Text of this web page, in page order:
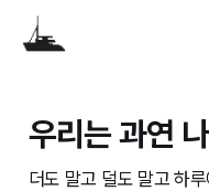
우리는 과연
더도 말고 덜도 말고 하